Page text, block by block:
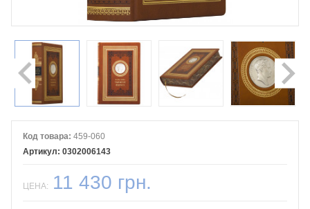
Код товара: 459-060
0302006143
ЦЕНА: 11 430 грн.